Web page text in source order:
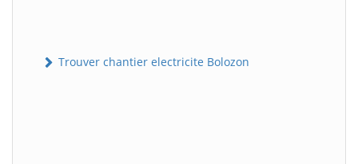
Trouver chantier electricite Bolozon